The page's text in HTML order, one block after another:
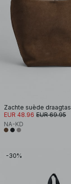
Zachte suède draagtas
EUR 48.96 EUR 69.95
NA-KD
-30%